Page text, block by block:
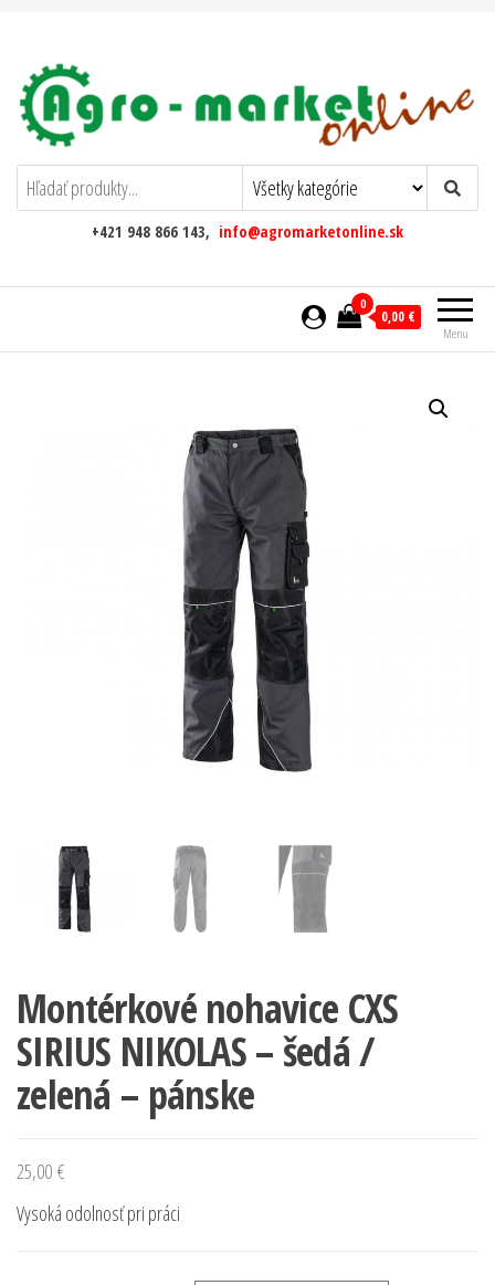
AgromarketOnline
+421 948 866 143, info@agromarketonline.sk
Menu
0
0,00 €
Montérkové nohavice CXS
SIRIUS NIKOLAS – šedá /
zelená – pánske
25,00 €
Vysoká odolnosť pri práci